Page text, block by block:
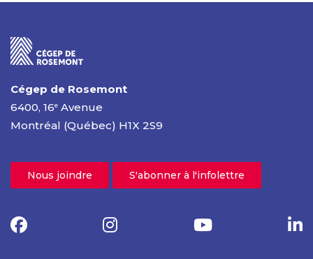
Cégep de Rosemont
6400, 16e Avenue
Montréal (Québec) H1X 2S9
Nous joindre S'abonner à l'infolettre